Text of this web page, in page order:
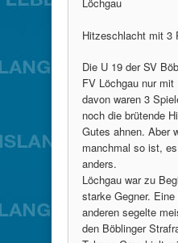
Hitzeschlacht mit 3
Die U 19 der SV
FV Löchgau nur
davon waren 3
noch die brütende
Gutes ahnen. Aber
manchmal so ist,
anders.
Löchgau war zu
starke Gegner.
anderen segelte
den Böblinger